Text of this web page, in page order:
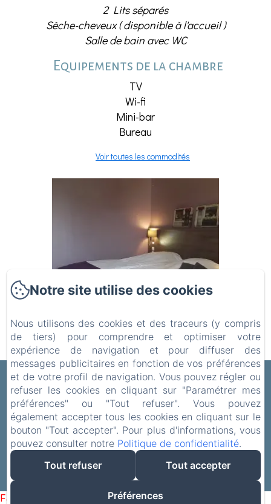
2 Lits séparés
Sèche-cheveux ( disponible à l'accueil )
Salle de bain avec WC
Equipements de la chambre
TV
Wi-fi
Mini-bar
Bureau
Voir toutes les commodités
RELAIS MOTEL DE MAISONNAY
Politique de confidentialitéInformations légales
Informations sur les cookies
1, Rue de la Grande Roche, Maisonnay, 79500, France
f.briand@orange.fr
+33 5 49 29 30 47
Failed to load BookingEngine/index: Loading chunk 1322
Notre site utilise des cookies
Nous utilisons des cookies et des traceurs (y compris
de tiers) pour comprendre et optimiser votre
expérience de navigation et pour diffuser des
messages publicitaires en fonction de vos préférences
et de votre profil de navigation. Vous pouvez régler ou
refuser les cookies en cliquant sur "Paramétrer mes
préférences" ou "Tout refuser". Vous pouvez
également accepter tous les cookies en cliquant sur le
bouton "Tout accepter". Pour plus d'informations, vous
pouvez consulter notre Politique de confidentialité.
Tout refuser
Tout accepter
Préférences